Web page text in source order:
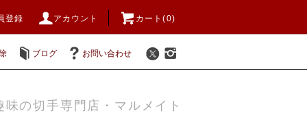
登録 アカウント カート(0)
ブログ お問い合わせ
味の切手専門店・マルメイト